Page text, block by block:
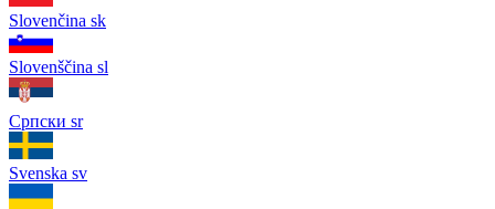
Slovenčina sk
Slovenščina sl
Српски sr
Svenska sv